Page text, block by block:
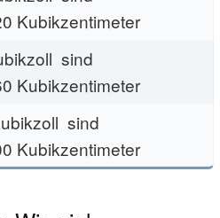
Kubikzentimeter
sind
Kubikzentimeter
sind
Kubikzentimeter